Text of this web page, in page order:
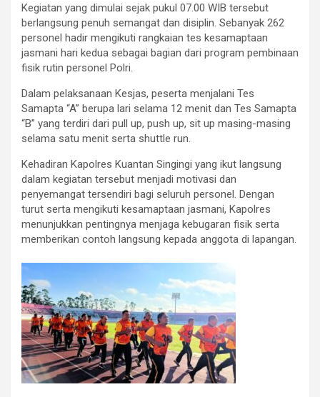
Kegiatan yang dimulai sejak pukul 07.00 WIB tersebut
berlangsung penuh semangat dan disiplin. Sebanyak 262
personel hadir mengikuti rangkaian tes kesamaptaan
jasmani hari kedua sebagai bagian dari program pembinaan
fisik rutin personel Polri.
Dalam pelaksanaan Kesjas, peserta menjalani Tes
Samapta “A” berupa lari selama 12 menit dan Tes Samapta
“B” yang terdiri dari pull up, push up, sit up masing-masing
selama satu menit serta shuttle run.
Kehadiran Kapolres Kuantan Singingi yang ikut langsung
dalam kegiatan tersebut menjadi motivasi dan
penyemangat tersendiri bagi seluruh personel. Dengan
turut serta mengikuti kesamaptaan jasmani, Kapolres
menunjukkan pentingnya menjaga kebugaran fisik serta
memberikan contoh langsung kepada anggota di lapangan.